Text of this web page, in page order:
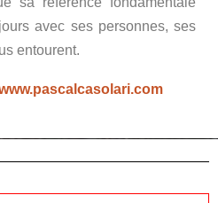
avec ses personnes, ses
entourent.